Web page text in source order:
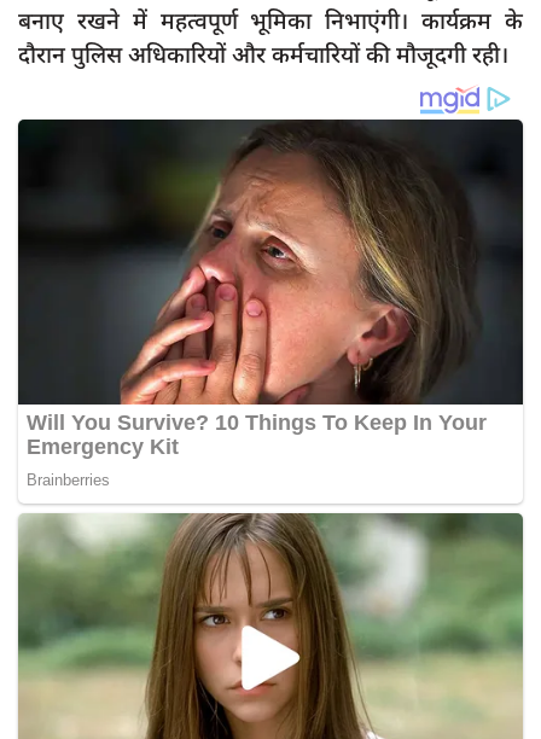
बनाए रखने में महत्वपूर्ण भूमिका निभाएंगी। कार्यक्रम के
दौरान पुलिस अधिकारियों और कर्मचारियों की मौजूदगी रही।